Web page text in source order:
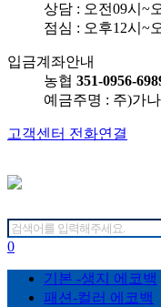
상담 : 오전09시~
점심 : 오후12시~
입금계좌안내
농협 351-0956-
예금주명 : 주)가나
고객센터 전화연결
0
기본 -생지 에코백
패션-컬러 에코백